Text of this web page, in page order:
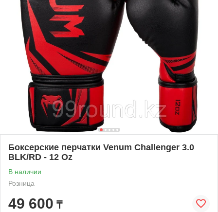
Боксерские перчатки Venum Challenger 3.0
BLK/RD - 12 Oz
В наличии
Розница
49 600 ₸